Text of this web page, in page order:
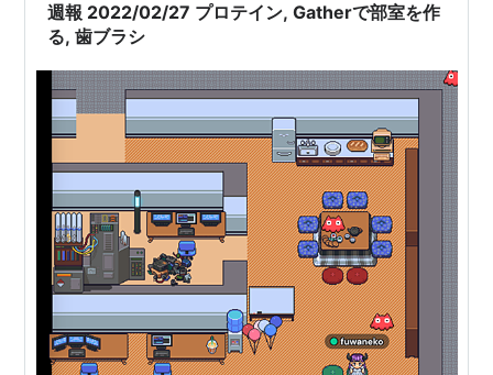
週報 2022/02/27 プロテイン, Gatherで部室を作
る, 歯ブラシ